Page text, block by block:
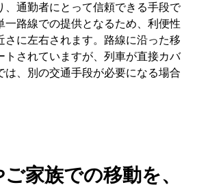
、通勤者にとって信頼できる手段で
一路線での提供となるため、利便性
さに左右されます。路線に沿った移
トされていますが、列車が直接カバ
は、別の交通手段が必要になる場合
家族での移動を、